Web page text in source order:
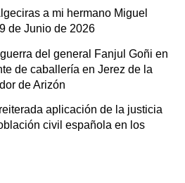
a mi hermano Miguel
de Junio de 2026
del general Fanjul Goñi en
de caballería en Jerez de la
de Arizón
aplicación de la justicia
civil española en los